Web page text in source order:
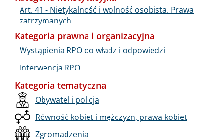
Art. 41 - Nietykalność i wolność osobista. Prawa
zatrzymanych
Kategoria prawna i organizacyjna
Wystąpienia RPO do władz i odpowiedzi
Interwencja RPO
Kategoria tematyczna
Obywatel i policja
Równość kobiet i mężczyzn, prawa kobiet
Zgromadzenia